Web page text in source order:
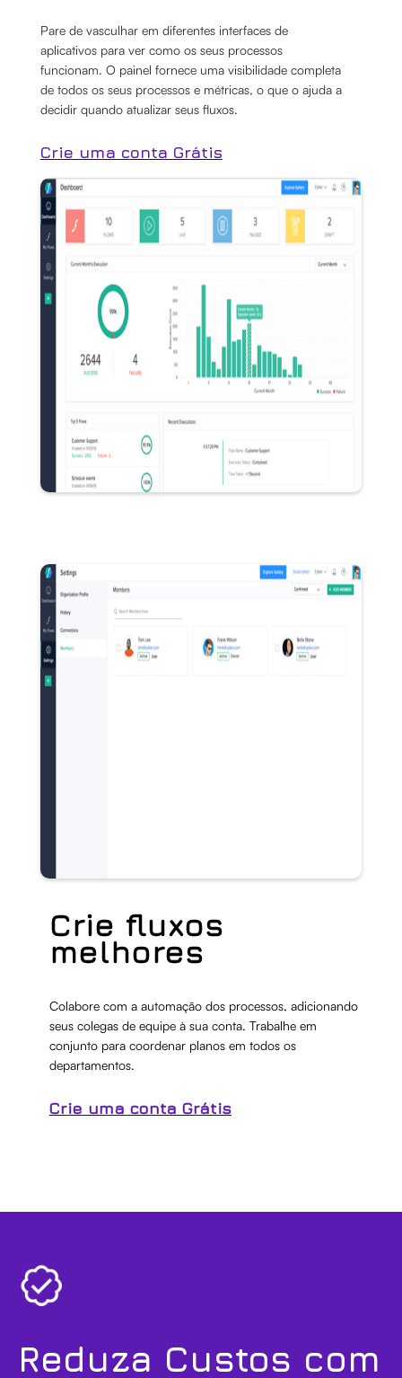
Pare de vasculhar em diferentes interfaces de
aplicativos para ver como os seus processos
funcionam. O painel fornece uma visibilidade completa
de todos os seus processos e métricas, o que o ajuda a
decidir quando atualizar seus fluxos.
Crie uma conta Grátis
Crie fluxos
melhores
Colabore com a automação dos processos, adicionando
seus colegas de equipe à sua conta. Trabalhe em
conjunto para coordenar planos em todos os
departamentos.
Crie uma conta Grátis
Reduza Custos com